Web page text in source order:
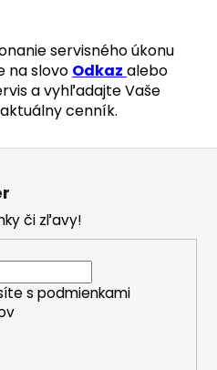
servisného úkonu
na slovo Odkaz alebo
a vyhľadajte Vaše
cenník.
či zľavy!
s podmienkami